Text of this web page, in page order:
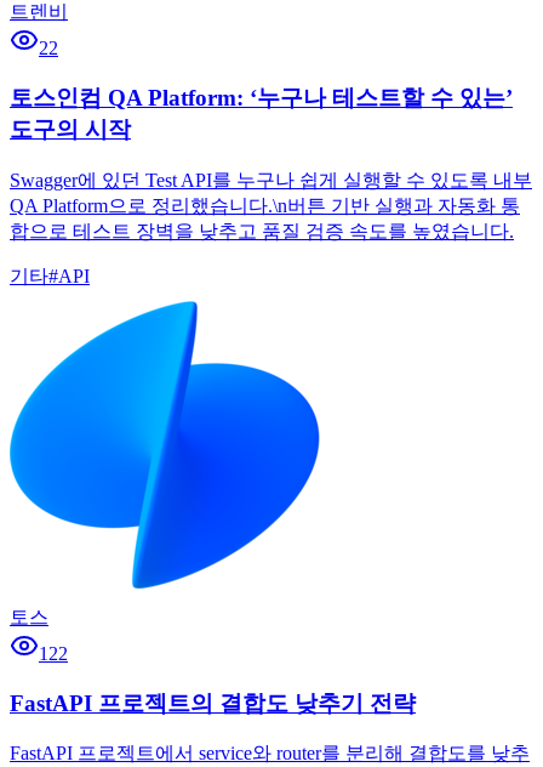
트렌비
22
토스인컴 QA Platform: ‘누구나 테스트할 수 있는’
도구의 시작
Swagger에 있던 Test API를 누구나 쉽게 실행할 수 있도록 내부
QA Platform으로 정리했습니다.\n버튼 기반 실행과 자동화 통
합으로 테스트 장벽을 낮추고 품질 검증 속도를 높였습니다.
기타#API
토스
122
FastAPI 프로젝트의 결합도 낮추기 전략
FastAPI 프로젝트에서 service와 router를 분리해 결합도를 낮추